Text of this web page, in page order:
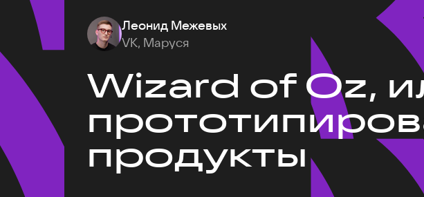
Леонид Межевых
VK, Маруся
Wizard of Oz,
продукты